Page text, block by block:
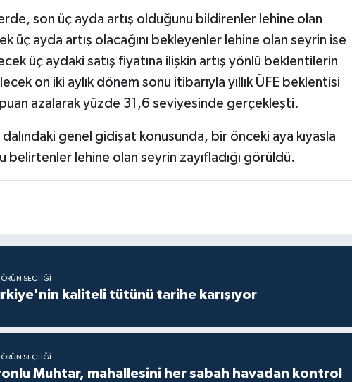
son üç ayda artış olduğunu bildirenler lehine olan
üç ayda artış olacağını bekleyenler lehine olan seyrin ise
üç aydaki satış fiyatına ilişkin artış yönlü beklentilerin
on iki aylık dönem sonu itibarıyla yıllık ÜFE beklentisi
azalarak yüzde 31,6 seviyesinde gerçekleşti.
genel gidişat konusunda, bir önceki aya kıyasla
lehine olan seyrin zayıfladığı görüldü.
SEÇTIĞI
kaliteli tütünü tarihe karışıyor
SEÇTIĞI
Muhtar, mahallesini her sabah havadan kontrol